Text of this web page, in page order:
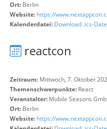
Ort: Berlin
Website: https://
Kalenderdatei: Download .ics-
reactcon
Zeitraum: Mittwoch, 7. Oktober
Themenschwerpunkte: React
Veranstalter: Mobile Seasons
Ort: Berlin
Website: https://